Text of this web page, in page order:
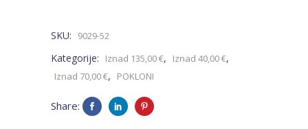
SKU: 9029-52
Kategorije: Iznad 135,00 €, Iznad 40,00 €,
Iznad 70,00 €, POKLONI
Share: